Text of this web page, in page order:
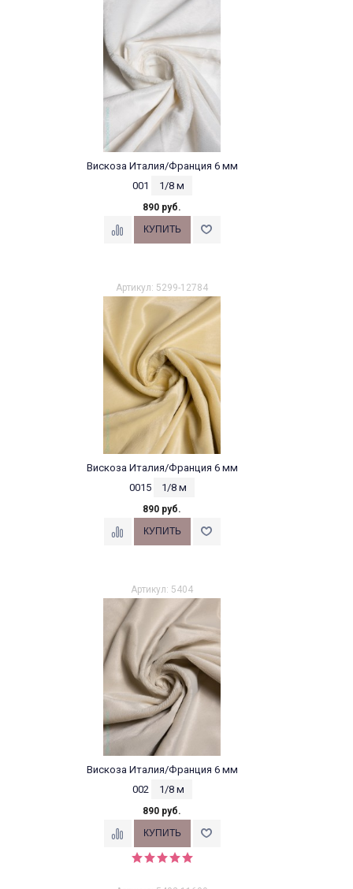
Вискоза Италия/Франция 6 мм
001
1/8 м
890 руб.
Артикул: 5299-12784
Вискоза Италия/Франция 6 мм
0015
1/8 м
890 руб.
Артикул: 5404
Вискоза Италия/Франция 6 мм
002
1/8 м
890 руб.